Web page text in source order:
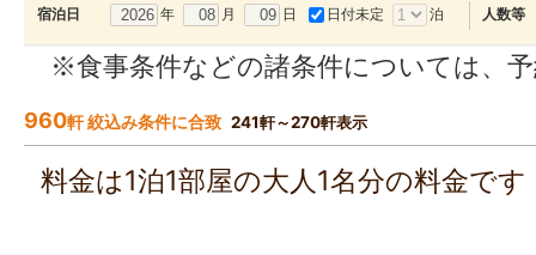
宿泊日 年 月 日 日付未定 泊 人数等
※食事条件などの諸条件については、
960軒 絞込み条件に合致 241軒～270軒表示
料金は1泊1部屋の大人1名分の料金で